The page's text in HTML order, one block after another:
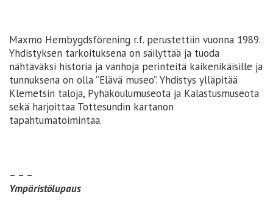
Maxmo Hembygdsförening r.f. perustettiin vuonna 1989.
Yhdistyksen tarkoituksena on säilyttää ja tuoda
nähtäväksi historia ja vanhoja perinteitä kaikenikäisille ja
tunnuksena on olla ”Elävä museo”. Yhdistys ylläpitää
Klemetsin taloja, Pyhäkoulumuseota ja Kalastusmuseota
sekä harjoittaa Tottesundin kartanon
tapahtumatoimintaa.
– – –
Ympäristölupaus